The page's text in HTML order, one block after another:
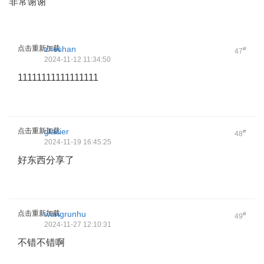
点击重新加载 47#
zheshan
2024-11-12 11:34:50
11111111111111111
点击重新加载 48#
glacier
2024-11-19 16:45:25
好东西分享了
点击重新加载 49#
wangrunhu
2024-11-27 12:10:31
不错不错啊